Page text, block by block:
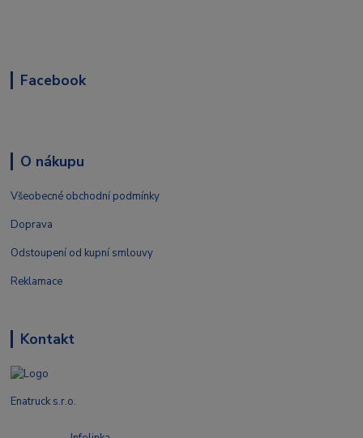
Facebook
O nákupu
Všeobecné obchodní podmínky
Doprava
Odstoupení od kupní smlouvy
Reklamace
Kontakt
Enatruck s.r.o.